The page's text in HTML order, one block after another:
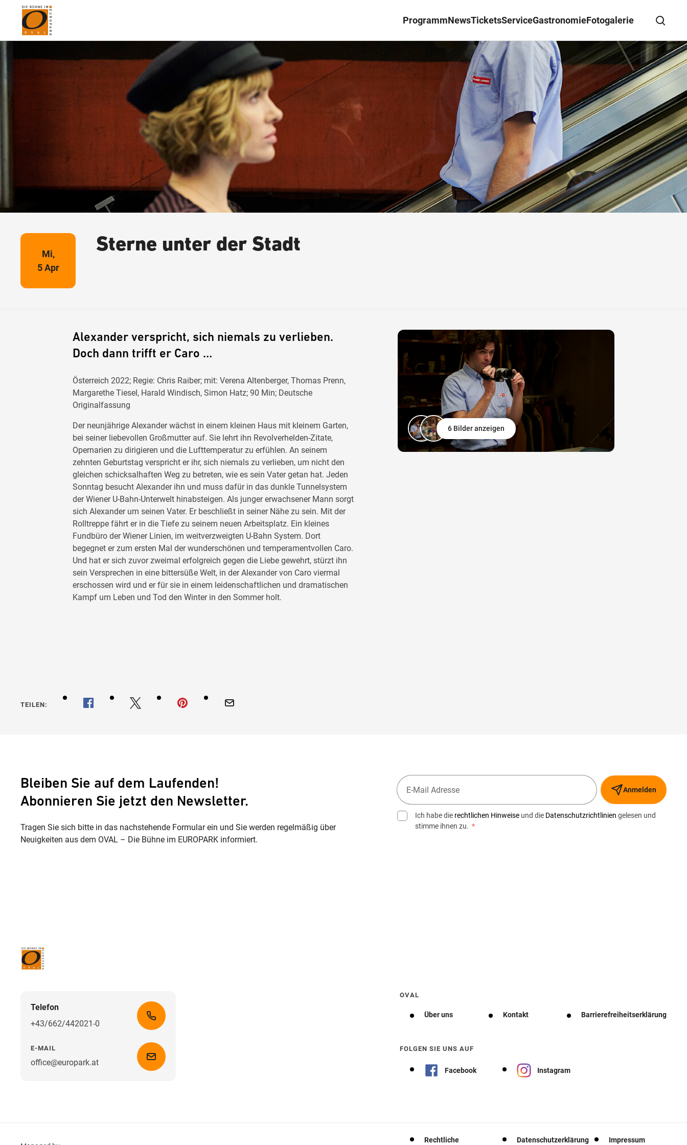
ProgrammNewsTicketsServiceGastronomieFotogalerie
Suche schließen
Wegbeschreibung erhalten
Mi,
5 Apr
Sterne unter der Stadt
Alexander verspricht, sich niemals zu verlieben.
Doch dann trifft er Caro …
Österreich 2022; Regie: Chris Raiber; mit: Verena Altenberger, Thomas Prenn,
Margarethe Tiesel, Harald Windisch, Simon Hatz; 90 Min; Deutsche
Originalfassung
Der neunjährige Alexander wächst in einem kleinen Haus mit kleinem Garten,
bei seiner liebevollen Großmutter auf. Sie lehrt ihn Revolverhelden-Zitate,
Opernarien zu dirigieren und die Lufttemperatur zu erfühlen. An seinem
zehnten Geburtstag verspricht er ihr, sich niemals zu verlieben, um nicht den
gleichen schicksalhaften Weg zu betreten, wie es sein Vater getan hat. Jeden
Sonntag besucht Alexander ihn und muss dafür in das dunkle Tunnelsystem
der Wiener U-Bahn-Unterwelt hinabsteigen. Als junger erwachsener Mann sorgt
sich Alexander um seinen Vater. Er beschließt in seiner Nähe zu sein. Mit der
Rolltreppe fährt er in die Tiefe zu seinem neuen Arbeitsplatz. Ein kleines
Fundbüro der Wiener Linien, im weitverzweigten U-Bahn System. Dort
begegnet er zum ersten Mal der wunderschönen und temperamentvollen Caro.
Und hat er sich zuvor zweimal erfolgreich gegen die Liebe gewehrt, stürzt ihn
sein Versprechen in eine bittersüße Welt, in der Alexander von Caro viermal
erschossen wird und er für sie in einem leidenschaftlichen und dramatischen
Kampf um Leben und Tod den Winter in den Sommer holt.
6 Bilder anzeigen
TEILEN:
Bleiben Sie auf dem Laufenden!
Abonnieren Sie jetzt den Newsletter.
Tragen Sie sich bitte in das nachstehende Formular ein und Sie werden regelmäßig über
Neuigkeiten aus dem OVAL – Die Bühne im EUROPARK informiert.
Anmelden
Ich habe die rechtlichen Hinweise und die Datenschutzrichtlinien gelesen und
stimme ihnen zu. *
Telefon
+43/662/442021-0
E-MAIL
office@europark.at
OVAL
Über uns Kontakt Barrierefreiheitserklärung
FOLGEN SIE UNS AUF
Facebook Instagram
Rechtliche Datenschutzerklärung Impressum